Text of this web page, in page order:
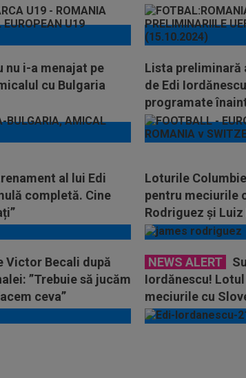
nu i-a menajat pe
cu Bulgaria
Lista
de Edi
programate
al lui Edi
completă. Cine
Loturile
pentru meciurile
Rodriguez și
Stanciu & Co
Victor Becali după
”Trebuie să jucăm
ceva”
NEWS ALERT
Iordănescu!
meciurile cu
schimbat